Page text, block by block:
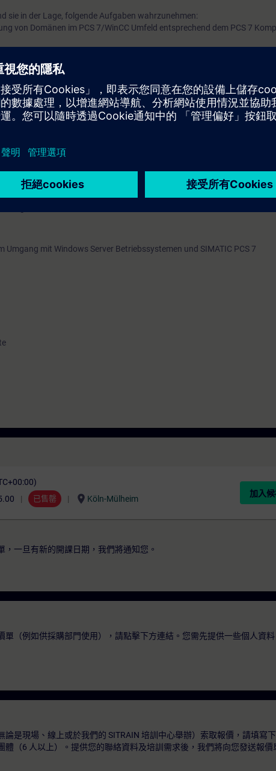
sie in der Lage, folgende Aufgaben wahrzunehmen:
von Domänen im PCS 7/WinCC Umfeld entsprechend dem PCS 7
(Integration des Active Directory in einer mit Firewalls segmentierten
Netzwerk, basierend auf Betriebssystem Windows Server 2019/2022;
mit Anbindung an das Active Directory
und AD DS Objekten
Administration Console
unter Windows 2019/2022
in Netzwerken
für Windows und SIMATIC;
der Workgroup und Domäne
von Installations-Sicherungen
im Domänenumfeld
Umgang mit Windows Server Betriebssystemen und SIMATIC PCS 7
已售罄 location_on Köln-Mülheim
加入
，一旦有新的開課日期，我們將通知您。
單（例如供採購部門使用），請點擊下方連結。您需先提供一些個人資
論是現場、線上或於我們的 SITRAIN 培訓中心舉辦）索取報價，請填寫
體（6 人以上）。提供您的聯絡資料及培訓需求後，我們將向您發送報價